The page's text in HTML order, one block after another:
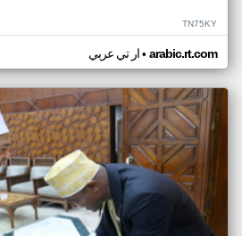
TN75KY
ار تي عربي• arabic.rt.com